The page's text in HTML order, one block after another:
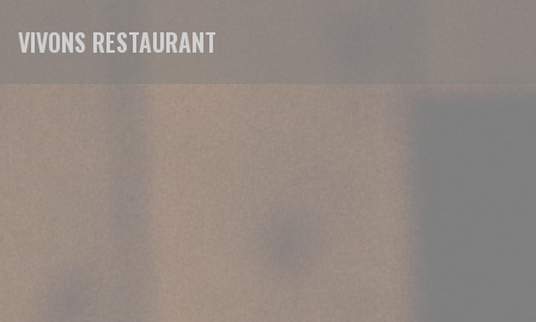
VIVONS RESTAURANT